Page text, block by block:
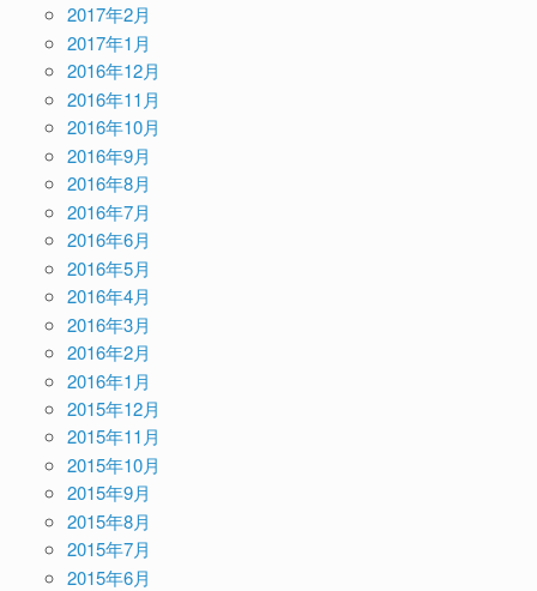
2017年2月
2017年1月
2016年12月
2016年11月
2016年10月
2016年9月
2016年8月
2016年7月
2016年6月
2016年5月
2016年4月
2016年3月
2016年2月
2016年1月
2015年12月
2015年11月
2015年10月
2015年9月
2015年8月
2015年7月
2015年6月